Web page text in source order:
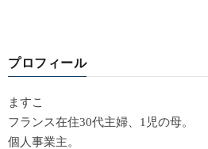
プロフィール
ますこ
フランス在住30代主婦、1児の母。
個人事業主。